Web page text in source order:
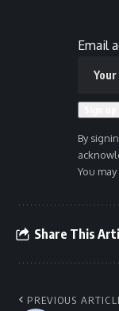
Email
By
You
Share This
PREVIOUS